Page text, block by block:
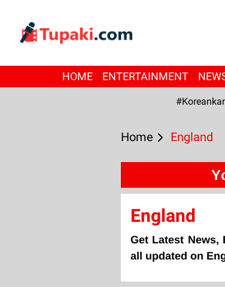
HOME ENTERTAINMENT
Home England
England
Get Latest
all updated on